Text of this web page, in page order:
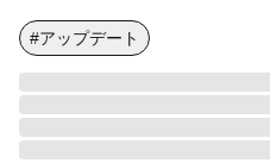
#アップデート